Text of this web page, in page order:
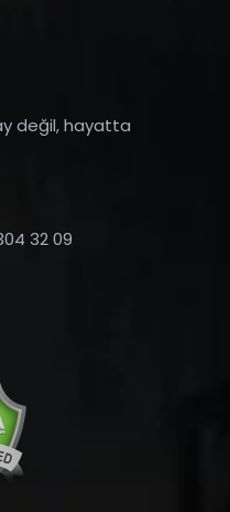
değil, hayatta
32 09